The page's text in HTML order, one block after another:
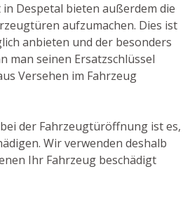
in Despetal bieten außerdem die
aufzumachen. Dies ist
anbieten und der besonders
man seinen Ersatzschlüssel
Versehen im Fahrzeug
der Fahrzeugtüröffnung ist es,
Wir verwenden deshalb
Ihr Fahrzeug beschädigt